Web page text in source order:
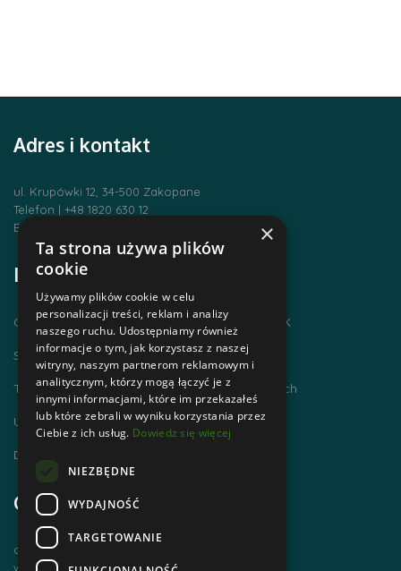
Adres i kontakt
ul. Krupówki 12, 34-500 Zakopane
Telefon | +48 1820 630 12
Email | biuro@zakopanepttk.pl
Informacje
Chodzimy po górach i zdobywamy GOT PTTK
Szlaki Tatr Polskich
Tatrzańskie Centrum Szlaków Transgranicznych
Ubezpieczenie NNW dla członków PTTK
Dworzec Tatrzański
Godziny otwarcia
czynne od poniedziałku do piątku
w godz. 8 00 – 14 00
×
Ta strona używa plików
cookie
Używamy plików cookie w celu
personalizacji treści, reklam i analizy
naszego ruchu. Udostępniamy również
informacje o tym, jak korzystasz z naszej
witryny, naszym partnerom reklamowym i
analitycznym, którzy mogą łączyć je z
innymi informacjami, które im przekazałeś
lub które zebrali w wyniku korzystania przez
Ciebie z ich usług. Dowiedz się więcej
NIEZBĘDNE
WYDAJNOŚĆ
TARGETOWANIE